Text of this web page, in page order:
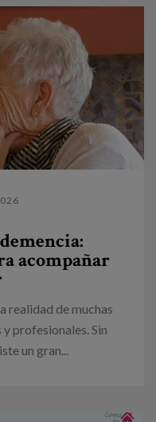
acompañar
realidad de muchas
profesionales. Sin
un gran...